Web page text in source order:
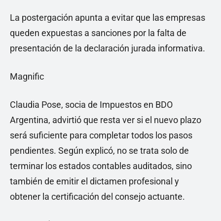
La postergación apunta a evitar que las empresas
queden expuestas a sanciones por la falta de
presentación de la declaración jurada informativa.
Magnific
Claudia Pose, socia de Impuestos en BDO
Argentina, advirtió que resta ver si el nuevo plazo
será suficiente para completar todos los pasos
pendientes. Según explicó, no se trata solo de
terminar los estados contables auditados, sino
también de emitir el dictamen profesional y
obtener la certificación del consejo actuante.